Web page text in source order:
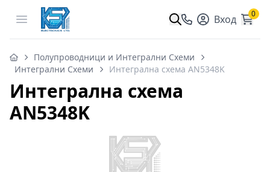
Open menu Вход 0
Полупроводници и Интегрални Схеми
Интегрални Схеми
Интегрална схема AN5348K
Интегрална схема
AN5348K